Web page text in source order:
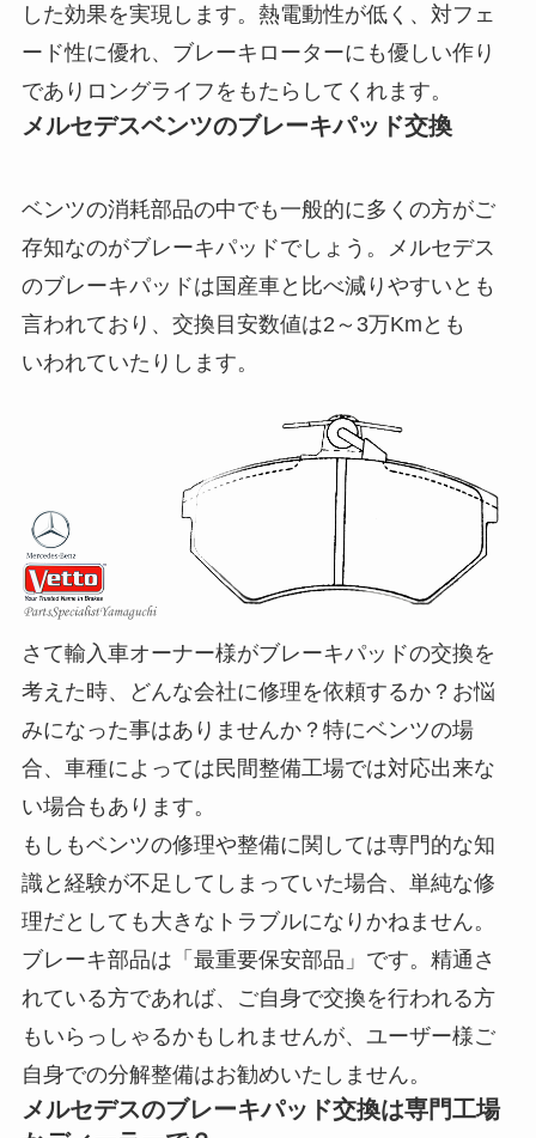
した効果を実現します。熱電動性が低く、対フェ
ード性に優れ、ブレーキローターにも優しい作り
でありロングライフをもたらしてくれます。
メルセデスベンツのブレーキパッド交換
ベンツの消耗部品の中でも一般的に多くの方がご
存知なのがブレーキパッドでしょう。メルセデス
のブレーキパッドは国産車と比べ減りやすいとも
言われており、交換目安数値は2～3万Kmとも
いわれていたりします。
さて輸入車オーナー様がブレーキパッドの交換を
考えた時、どんな会社に修理を依頼するか？お悩
みになった事はありませんか？特にベンツの場
合、車種によっては民間整備工場では対応出来な
い場合もあります。
もしもベンツの修理や整備に関しては専門的な知
識と経験が不足してしまっていた場合、単純な修
理だとしても大きなトラブルになりかねません。
ブレーキ部品は「最重要保安部品」です。精通さ
れている方であれば、ご自身で交換を行われる方
もいらっしゃるかもしれませんが、ユーザー様ご
自身での分解整備はお勧めいたしません。
メルセデスのブレーキパッド交換は専門工場